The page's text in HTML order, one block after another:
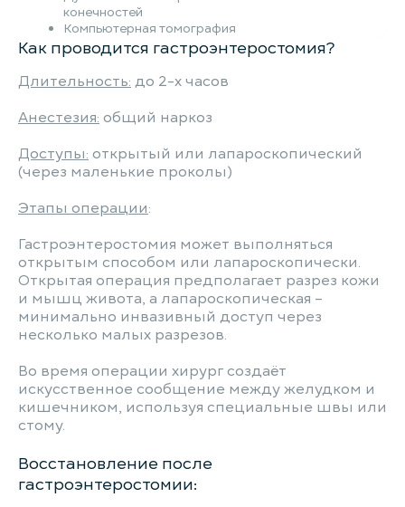
конечностей
Компьютерная томография
Как проводится гастроэнтеростомия?
Длительность: до 2-х часов
Анестезия: общий наркоз
Доступы: открытый или лапароскопический
(через маленькие проколы)
Этапы операции:
Гастроэнтеростомия может выполняться
открытым способом или лапароскопически.
Открытая операция предполагает разрез кожи
и мышц живота, а лапароскопическая –
минимально инвазивный доступ через
несколько малых разрезов.
Во время операции хирург создаёт
искусственное сообщение между желудком и
кишечником, используя специальные швы или
стому.
Восстановление после
гастроэнтеростомии: